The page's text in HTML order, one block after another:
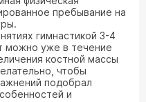
пребывание на
гимнастикой 3-4
можно уже в течение
костной массы
чтобы
подобрал
и